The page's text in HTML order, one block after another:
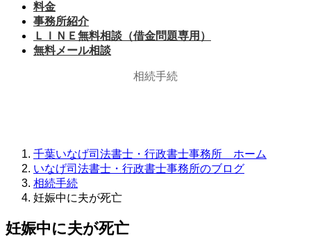
料金
事務所紹介
ＬＩＮＥ無料相談（借金問題専用）
無料メール相談
相続手続
千葉いなげ司法書士・行政書士事務所 ホーム
いなげ司法書士・行政書士事務所のブログ
相続手続
妊娠中に夫が死亡
妊娠中に夫が死亡